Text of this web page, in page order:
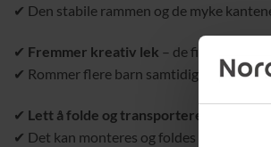
✔ Den stabile rammen og de myke
✔ Fremmer kreativ lek – de fine fargene
✔ Rommer flere barn samtidig – perfekt
✔ Lett å folde og transportere
✔ Det kan monteres og foldes sammen